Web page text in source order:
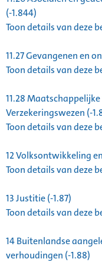
(-1.844)
Toon details van deze
11.27Gevangenen en
Toon details van deze
11.28
Verzekeringswezen (-
Toon details van deze
12Volksontwikkeling
Toon details van deze
13Justitie (-1.87)
Toon details van deze
14Buitenlandse
verhoudingen (-1.88)